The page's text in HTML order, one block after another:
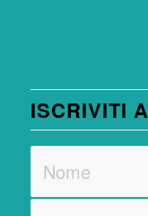
ISCRIVITI